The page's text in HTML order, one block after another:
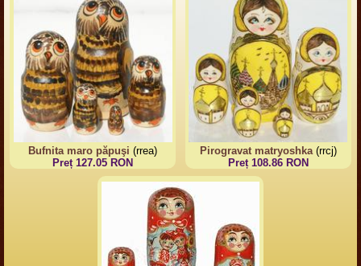
Bufnita maro păpuşi (rrea)
Preț 127.05 RON
Pirogravat matryoshka(rrcj)
Preț 108.86 RON